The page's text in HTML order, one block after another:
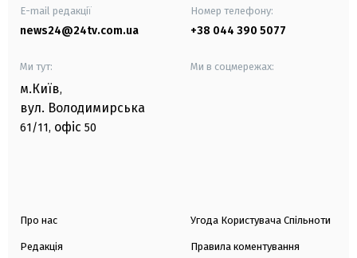
E-mail редакції
news24@24tv.com.ua
Номер телефону:
+38 044 390 5077
Ми тут:
м.Київ,
вул. Володимирська
61/11, офіс 50
Ми в соцмережах:
Про нас
Редакція
Угода Користувача Спільноти
Правила коментування